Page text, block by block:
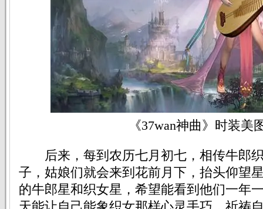
《37wan神曲》时装美
后来，每到农历七月初七，相传牛郎
子，姑娘们就会来到花前月下，抬头仰望
的牛郎星和织女星，希望能看到他们一年